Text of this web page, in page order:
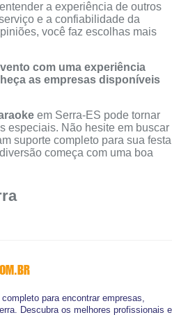
a experiência de outros
e a confiabilidade da
você faz escolhas mais
com uma experiência
as empresas disponíveis
em Serra-ES pode tornar
especiais. Não hesite em buscar
suporte completo para sua festa
começa com uma boa
para encontrar empresas,
Descubra os melhores profissionais e